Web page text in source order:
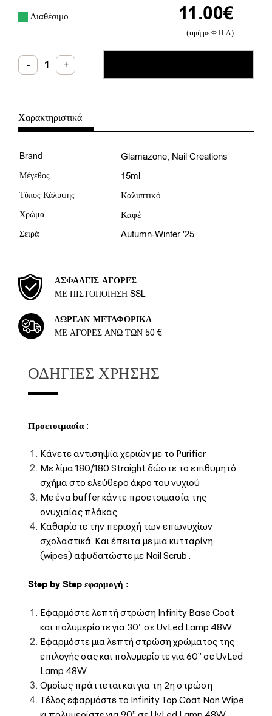
11.00€
(τιμή με Φ.Π.Α)
Διαθέσιμο
- Glamazone
Ημιμόνιμο
Βερνίκι
ml
ποσότητα
+
Χαρακτηριστικά
Brand Glamazone, Nail Creations
Μέγεθος 15ml
Τύπος Κάλυψης Καλυπτικό
Χρώμα Καφέ
Σειρά Autumn-Winter '25
ΑΣΦΑΛΕΊΣ ΑΓΟΡΈΣ
ΜΕ ΠΙΣΤΟΠΟΊΗΣΗ SSL
ΔΩΡΕΆΝ ΜΕΤΑΦΟΡΙΚΆ
ΜΕ ΑΓΟΡΈΣ ΆΝΩ ΤΩΝ 50 €
ΟΔΗΓΊΕΣ ΧΡΉΣΗΣ
Προετοιμασία:
Κάνετε αντισηψία χεριών με το Purifier
Με λίμα 180/180 Straight δώστε το επιθυμητό
σχήμα στο ελεύθερο άκρο του νυχιού
Με ένα buffer κάντε προετοιμασία της
ονυχιαίας πλάκας.
Καθαρίστε την περιοχή των επωνυχίων
σχολαστικά. Και έπειτα με μια κυτταρίνη
(wipes) αφυδατώστε με Nail Scrub .
Step by Step εφαρμογή :
Εφαρμόστε λεπτή στρώση Infinity Base Coat
και πολυμερίστε για 30’’ σε UvLed Lamp 48W
Εφαρμόστε μια λεπτή στρώση χρώματος της
επιλογής σας και πολυμερίστε για 60’’ σε UvLed
Lamp 48W
Ομοίως πράττεται και για τη 2η στρώση
Τέλος εφαρμόστε το Infinity Top Coat Non Wipe